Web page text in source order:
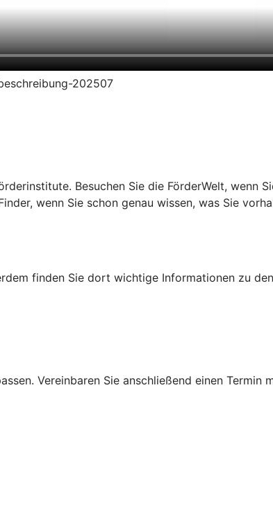
202507
Besuchen Sie die FörderWelt, wenn
wenn Sie schon genau wissen, was Sie
finden Sie dort wichtige Informationen zu
Vereinbaren Sie anschließend einen Termin